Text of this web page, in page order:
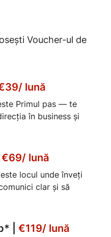
Voucher-ul de
lună
Primul pas — te
în business și
€69/ lună
locul unde înveți
clar și să
€119/ lună